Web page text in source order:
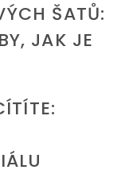
ŠATŮ:
JAK JE